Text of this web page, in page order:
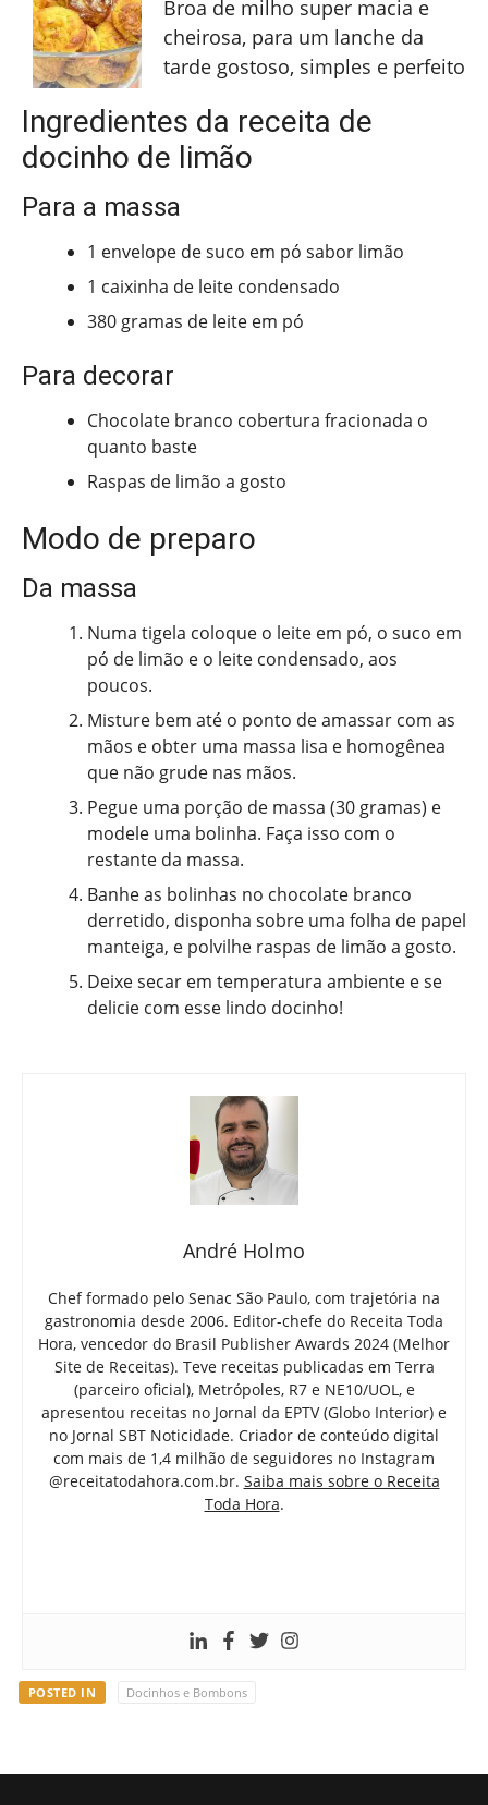
Broa de milho super macia e
cheirosa, para um lanche da
tarde gostoso, simples e perfeito
Ingredientes da receita de
docinho de limão
Para a massa
1 envelope de suco em pó sabor limão
1 caixinha de leite condensado
380 gramas de leite em pó
Para decorar
Chocolate branco cobertura fracionada o
quanto baste
Raspas de limão a gosto
Modo de preparo
Da massa
Numa tigela coloque o leite em pó, o suco em
pó de limão e o leite condensado, aos
poucos.
Misture bem até o ponto de amassar com as
mãos e obter uma massa lisa e homogênea
que não grude nas mãos.
Pegue uma porção de massa (30 gramas) e
modele uma bolinha. Faça isso com o
restante da massa.
Banhe as bolinhas no chocolate branco
derretido, disponha sobre uma folha de papel
manteiga, e polvilhe raspas de limão a gosto.
Deixe secar em temperatura ambiente e se
delicie com esse lindo docinho!
André Holmo
Chef formado pelo Senac São Paulo, com trajetória na
gastronomia desde 2006. Editor-chefe do Receita Toda
Hora, vencedor do Brasil Publisher Awards 2024 (Melhor
Site de Receitas). Teve receitas publicadas em Terra
(parceiro oficial), Metrópoles, R7 e NE10/UOL, e
apresentou receitas no Jornal da EPTV (Globo Interior) e
no Jornal SBT Noticidade. Criador de conteúdo digital
com mais de 1,4 milhão de seguidores no Instagram
@receitatodahora.com.br. Saiba mais sobre o Receita
Toda Hora.
POSTED IN Docinhos e Bombons